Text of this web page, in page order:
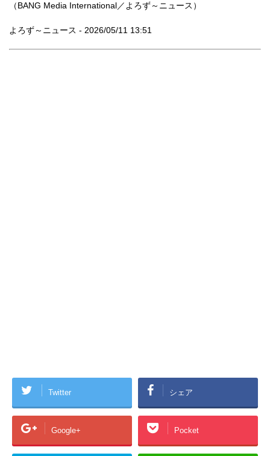
（BANG Media International／よろず～ニュース）
よろず～ニュース - 2026/05/11 13:51
Twitter シェア
Google+ Pocket